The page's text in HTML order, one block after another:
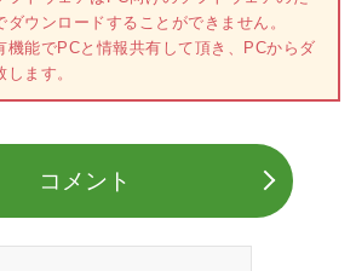
ウンロードすることができません。
機能でPCと情報共有して頂き、PCからダ
ます。
コメント